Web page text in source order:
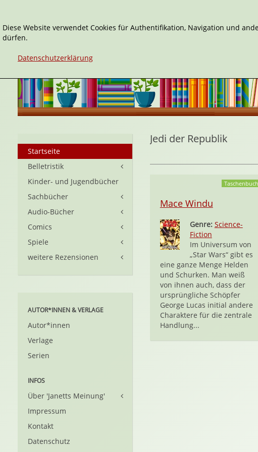
Jedi der Republik
Taschenbuch
Mace Windu
Genre: Science-
Fiction
Im Universum von
„Star Wars“ gibt es
eine ganze Menge Helden
und Schurken. Man weiß
von ihnen auch, dass der
ursprüngliche Schöpfer
George Lucas initial andere
Charaktere für die zentrale
Handlung...
Startseite
Belletristik
Kinder- und Jugendbücher
Sachbücher
Audio-Bücher
Comics
Spiele
weitere Rezensionen
AUTOR*INNEN & VERLAGE
Autor*innen
Verlage
Serien
INFOS
Über 'Janetts Meinung'
Impressum
Kontakt
Datenschutz
Diese Website verwendet Cookies für Authentifikation, Navigation und
dürfen.
Datenschutzerklärung